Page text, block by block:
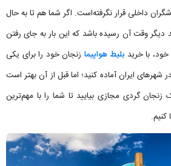
داخلی قرار نگرفته‌است. اگر شما هم تا به حال
دیگر وقت آن رسیده باشد که این بار به جای رفتن
با خرید بلیط هواپیما زنجان خود را برای یکی
شهرهای ایران آماده کنید؛ اما قبل از آن بهتر است
گردی مجازی بیایید تا شما را با مهم‌ترین